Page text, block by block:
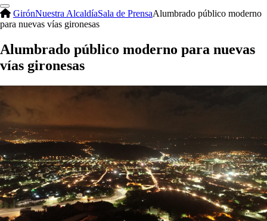
GirónNuestra AlcaldíaSala de PrensaAlumbrado público moderno
para nuevas vías gironesas
Alumbrado público moderno para nuevas
vías gironesas